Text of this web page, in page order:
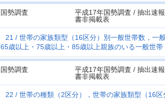
国勢調査
平成17年国勢調査 / 抽出速
書非掲載表
21
世帯の家族類型（16区分）別一般世帯数，一
65歳以上・75歳以上・85歳以上親族のいる一般世
国勢調査
平成17年国勢調査 / 抽出速
書非掲載表
22
世帯の種類（2区分），世帯の家族類型（16